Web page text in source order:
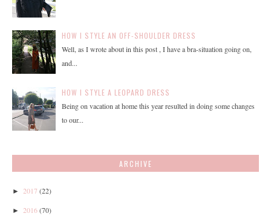
HOW I STYLE AN OFF-SHOULDER DRESS
Well, as I wrote about in this post , I have a bra-situation going on,
and...
HOW I STYLE A LEOPARD DRESS
Being on vacation at home this year resulted in doing some changes
to our...
ARCHIVE
► 2017 (22)
► 2016(70)